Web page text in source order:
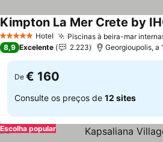
5 Estrelas Hotel Piscinas à beira-mar
Kimpton La Mer Crete by
8,9 Excelente 2.223 Georgioupolis, a
De € 160
Consulte os preços de 12 sites
Escolha popular